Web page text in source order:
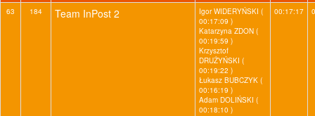
63 184 Team InPost 2
Igor WIDERYŃSKI (
00:17:09 )
Katarzyna ZDON (
00:19:59 )
Krzysztof
DRUŻYŃSKI (
00:19:22 )
Łukasz BUBCZYK (
00:16:19 )
Adam DOLIŃSKI (
00:18:10 )
00:17:17